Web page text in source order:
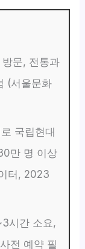
문, 전통과
(서울문화
국립현대
만 명 이상
터, 2023
시간 소요,
전 예약 필